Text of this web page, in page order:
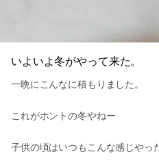
いよいよ冬がやって来た。
一晩にこんなに積もりました。
これがホントの冬やねー
子供の頃はいつもこんな感じやっ